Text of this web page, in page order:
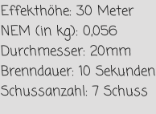
Effekthöhe: 30 Meter
NEM (in kg): 0,056
Durchmesser: 20mm
Brenndauer: 10 Sekunden
Schussanzahl: 7 Schuss